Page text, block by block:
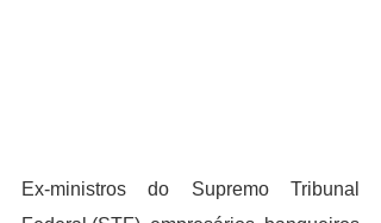
Ex-ministros do Supremo Tribunal